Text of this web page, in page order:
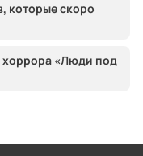
которые скоро
хоррора «Люди под